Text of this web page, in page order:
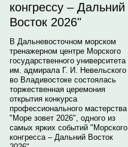
конгрессу – Дальний
Восток 2026"
В Дальневосточном морском
тренажерном центре Морского
государственного университета
им. адмирала Г. И. Невельского
во Владивостоке состоялась
торжественная церемония
открытия конкурса
профессионального мастерства
"Море зовет 2026", одного из
самых ярких событий "Морского
конгресса – Дальний Восток